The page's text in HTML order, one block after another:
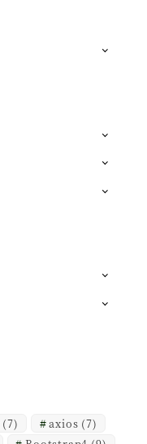
(7) axios (7)